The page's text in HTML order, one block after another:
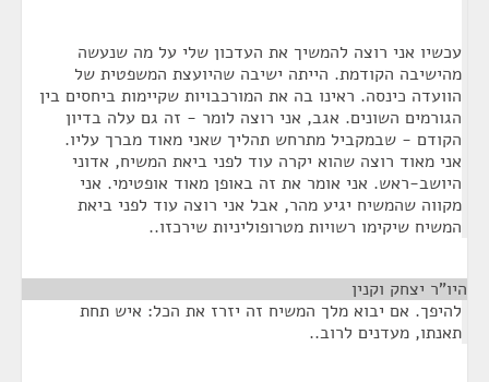
עכשיו אני רוצה להמשיך את העדכון שלי על מה שנעשה
מהישיבה הקודמת. הייתה ישיבה שהיועצת המשפטית של
הוועדה כינסה. ראינו בה את המורכבויות שקיימות ביחסים בין
הגורמים השונים. אגב, אני רוצה לומר - זה גם עלה בדיון
הקודם - שבמקביל מתרחש תהליך שאני מאוד מברך עליו.
אני מאוד רוצה שהוא יקרה עוד לפני ביאת המשיח, אדוני
היושב-ראש. אני אומר את זה באופן מאוד אופטימי. אני
מקווה שהמשיח יגיע מהר, אבל אני רוצה עוד לפני ביאת
המשיח שיקימו רשויות מטרופוליניות שירכזו..
היו"ר יצחק וקנין
להיפך. אם יבוא מלך המשיח זה יזרז את הכל: איש תחת
תאנתו, מעדנים לרוב..